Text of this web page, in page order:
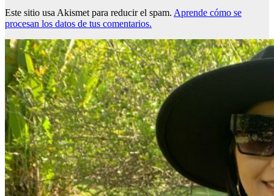
Este sitio usa Akismet para reducir el spam. Aprende cómo se
procesan los datos de tus comentarios.